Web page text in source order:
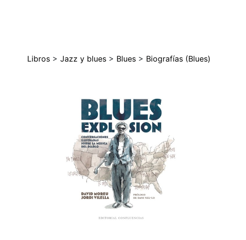
Libros > Jazz y blues > Blues > Biografías (Blues)